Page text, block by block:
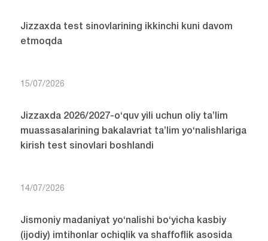
Jizzaxda test sinovlarining ikkinchi kuni davom
etmoqda
15/07/2026
Jizzaxda 2026/2027-o‘quv yili uchun oliy ta’lim
muassasalarining bakalavriat ta’lim yo‘nalishlariga
kirish test sinovlari boshlandi
14/07/2026
Jismoniy madaniyat yo‘nalishi bo‘yicha kasbiy
(ijodiy) imtihonlar ochiqlik va shaffoflik asosida